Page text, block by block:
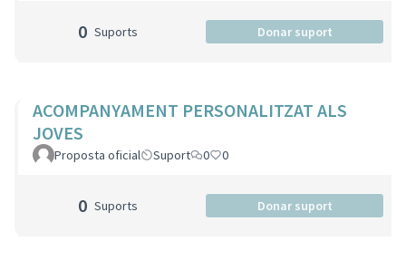
0 Suports Donar suport
ACOMPANYAMENT PERSONALITZAT ALS
JOVES
Proposta oficial Suport 0 0
0 Suports Donar suport